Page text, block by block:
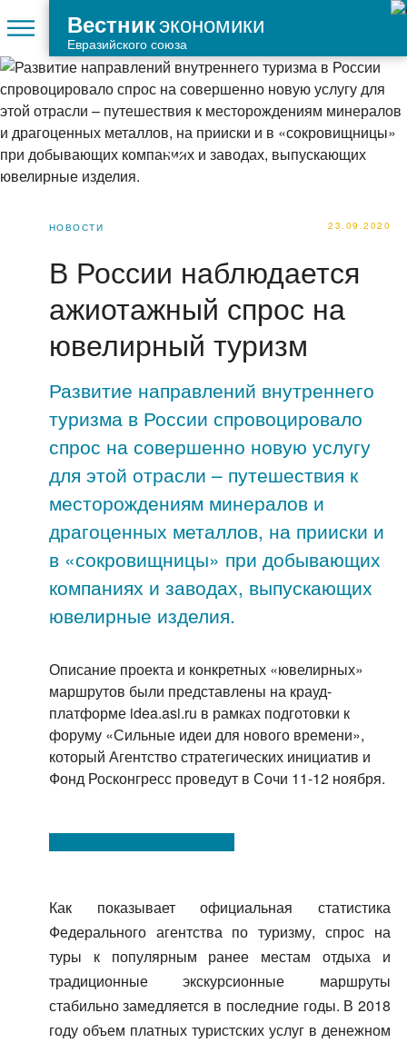
Вестникэкономики
Евразийского союза
НОВОСТИ 23.09.2020
В России наблюдается
ажиотажный спрос на
ювелирный туризм
Развитие направлений внутреннего
туризма в России спровоцировало
спрос на совершенно новую услугу
для этой отрасли – путешествия к
месторождениям минералов и
драгоценных металлов, на прииски и
в «сокровищницы» при добывающих
компаниях и заводах, выпускающих
ювелирные изделия.
Описание проекта и конкретных «ювелирных»
маршрутов были представлены на крауд-
платформе idea.asi.ru в рамках подготовки к
форуму «Сильные идеи для нового времени»,
который Агентство стратегических инициатив и
Фонд Росконгресс проведут в Сочи 11-12 ноября.
Как показывает официальная статистика
Федерального агентства по туризму, спрос на
туры к популярным ранее местам отдыха и
традиционные экскурсионные маршруты
стабильно замедляется в последние годы. В 2018
году объем платных туристских услуг в денежном